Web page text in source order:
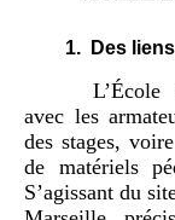
1. Des
avec les
des stages,
de matériels
S’agissant du